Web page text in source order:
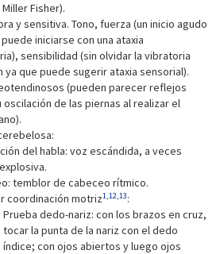
Fisher).
y sensitiva. Tono, fuerza (un inicio agudo
iniciarse con una ataxia
sensibilidad (sin olvidar la vibratoria
ya que puede sugerir ataxia sensorial).
(pueden parecer reflejos
oscilación de las piernas al realizar el
del habla: voz escándida, a veces
temblor de cabeceo rítmico.
coordinación motriz1,12,13:
Prueba dedo-nariz: con los brazos en cruz,
tocar la punta de la nariz con el dedo
índice; con ojos abiertos y luego ojos